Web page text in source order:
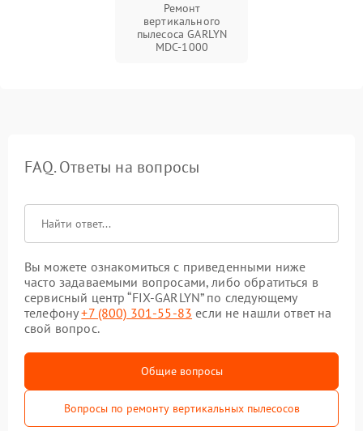
Ремонт
вертикального
пылесоса GARLYN
MDC-1000
FAQ. Ответы на вопросы
Вы можете ознакомиться с приведенными ниже
часто задаваемыми вопросами, либо обратиться в
сервисный центр “FIX-GARLYN” по следующему
телефону+7 (800) 301-55-83 если не нашли ответ на
свой вопрос.
Общие вопросы
Вопросы по ремонту вертикальных пылесосов